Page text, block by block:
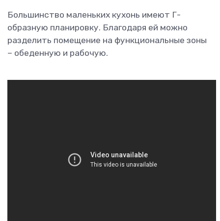
Большинство маленьких кухонь имеют Г-
образную планировку. Благодаря ей можно
разделить помещение на функциональные зоны
– обеденную и рабочую.